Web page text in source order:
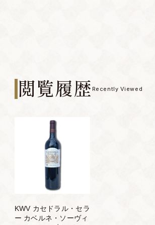
閲覧履歴 Recently Viewed
KWV カセドラル・セラ
ー カベルネ・ソーヴィ